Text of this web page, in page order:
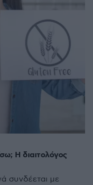
Η διαιτολόγος
συνδέεται με